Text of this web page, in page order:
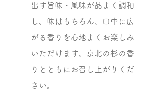
出す旨味・風味が品よく調和
し、味はもちろん、口中に広
がる香りを心地よくお楽しみ
いただけます。京北の杉の香
りとともにお召し上がりくだ
さい。